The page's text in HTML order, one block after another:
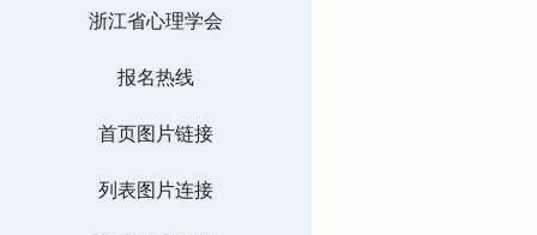
浙江省心理学会
报名热线
首页图片链接
列表图片连接